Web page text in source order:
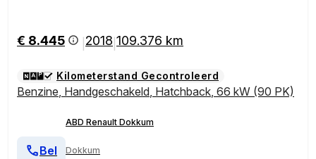
€ 8.445 2018 109.376 km
Kilometerstand Gecontroleerd
Benzine, Handgeschakeld, Hatchback, 66 kW (90 PK)
ABD Renault Dokkum
Dokkum
Bel